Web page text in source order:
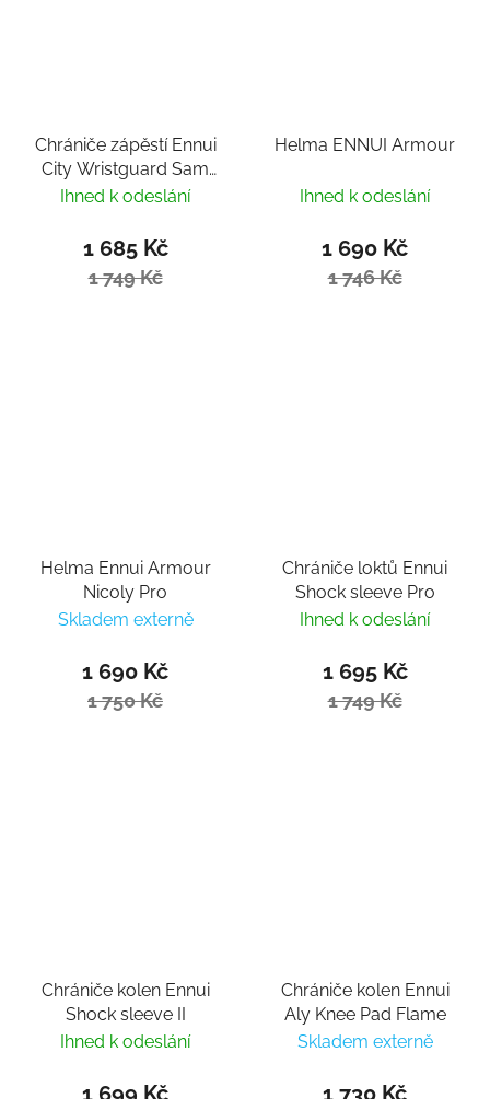
Chrániče zápěstí Ennui
City Wristguard Sam
Crofts
Ihned k odeslání
1 685 Kč
1 749 Kč
Helma ENNUI Armour
Ihned k odeslání
1 690 Kč
1 746 Kč
Helma Ennui Armour
Nicoly Pro
Skladem externě
1 690 Kč
1 750 Kč
Chrániče loktů Ennui
Shock sleeve Pro
Ihned k odeslání
1 695 Kč
1 749 Kč
Chrániče kolen Ennui
Shock sleeve II
Ihned k odeslání
Chrániče kolen Ennui
Aly Knee Pad Flame
Skladem externě